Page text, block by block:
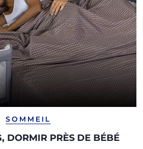
SOMMEIL
DORMIR PRÈS DE BÉBÉ